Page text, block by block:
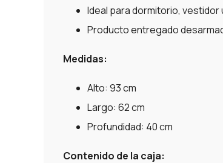
Ideal para dormitorio,
Producto entregado
Medidas:
Alto: 93 cm
Largo: 62 cm
Profundidad: 40 cm
Contenido de la caja: